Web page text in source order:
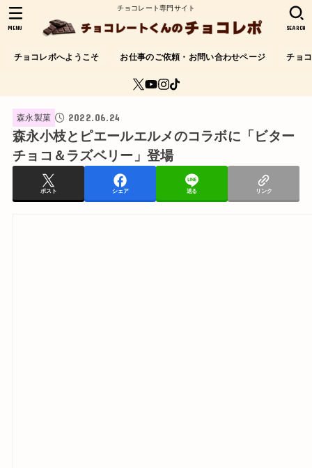
チョコレート専門サイト
チョコレポへようこそ お仕事のご依頼・お問い合わせページ チョ
SEARCH
MENU
森永製菓 2022.06.24
森永小枝とピエールエルメのコラボに「ビター
チョコ＆ラズベリー」登場
ポスト シェア 送る リンク